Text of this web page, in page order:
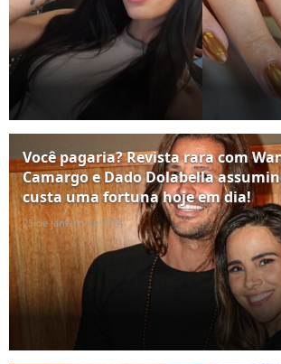
Você pagaria? Revista rara com
Camargo e Dado Dolabella
custa uma fortuna hoje em dia!
23 de janeiro de 2024